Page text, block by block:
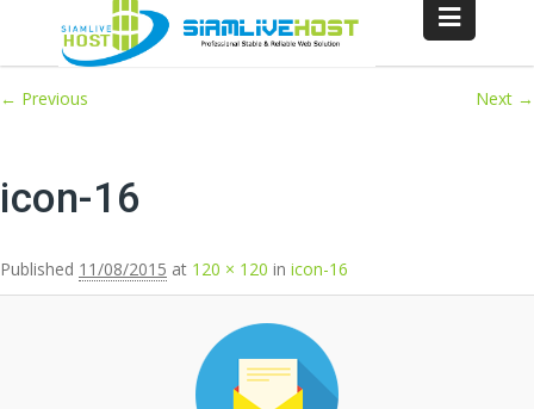
Image navigation
← Previous Next →
icon-16
Published 11/08/2015 at 120 × 120 in icon-16